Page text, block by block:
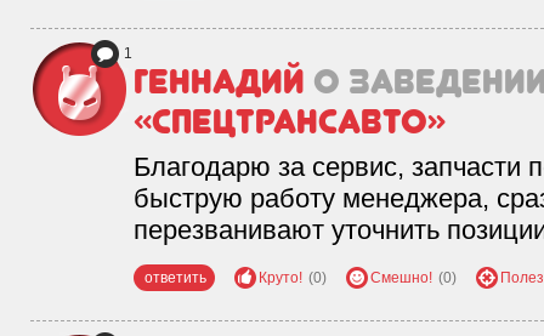
1
Геннадий о
«Спецтрансавто»
Благодарю за сервис, запчасти
быструю работу менеджера,
перезванивают уточнить
ответить Круто! (0) Смешно! (0)